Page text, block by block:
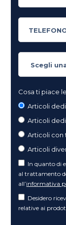
Cosa ti piace
Articoli
Articoli
Articoli con
Articoli
In quanto di
al trattamento
all’informativa
Desidero
relative ai